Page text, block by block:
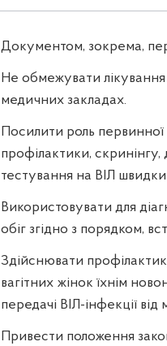
Документом, зокрема,
Не обмежувати
медичних закладах.
Посилити роль первинної
профілактики, скринінгу,
тестування на ВІЛ
Використовувати для
обіг згідно з порядком,
Здійснювати
вагітних жінок їхнім
передачі ВІЛ-інфекції
Привести положення